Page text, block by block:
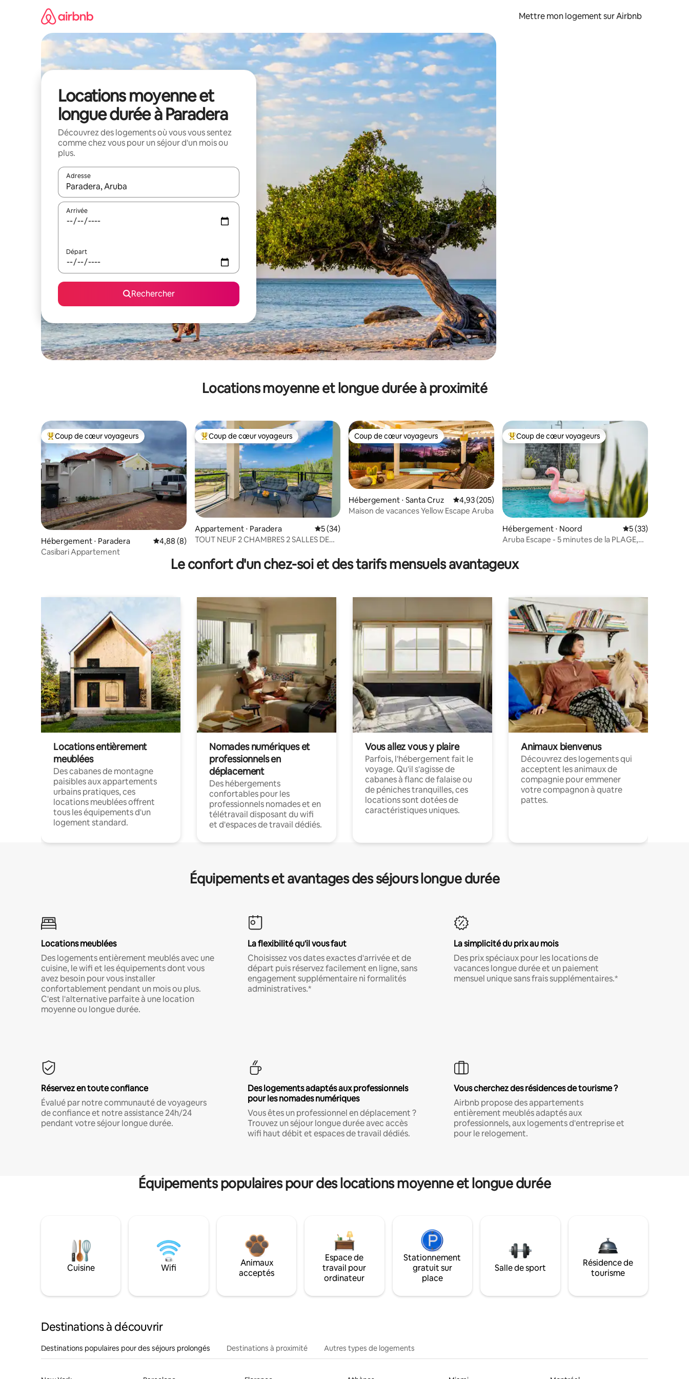
Mettre mon logement sur Airbnb
Locations moyenne et
longue durée à Paradera
Découvrez des logements où vous vous sentez
comme chez vous pour un séjour d'un mois ou
plus.
Adresse
Lorsque les résultats s'affichent, utilisez les flèches vers le haut et vers le bas pour les parcourir ou en appuyant et en faisant glisser.
Arrivée
Départ
Rechercher
Locations moyenne et longue durée à proximité
Coups de cœur voyageurs les plus appréciés
Coup de cœur voyageurs
Hébergement ⋅ Paradera Évaluation moyenne sur la base de 8 commentaires : 4,88 sur 5
4,88 (8)
Casibari Appartement
Coups de cœur voyageurs les plus appréciés
Coup de cœur voyageurs
Appartement ⋅ Paradera Évaluation moyenne sur la base de 34 commentaires : 5 sur 5
5 (34)
TOUT NEUF 2 CHAMBRES 2 SALLES DE
l'océan ~ Balcon !
Coup de cœur voyageurs
Coup de cœur voyageurs
Hébergement ⋅ Santa Cruz Évaluation moyenne sur la base de 205 commentaires : 4,93 sur 5
4,93 (205)
Maison de vacances Yellow Escape Aruba
Coups de cœur voyageurs les plus appréciés
Coup de cœur voyageurs
Hébergement ⋅ Noord Évaluation
5 (33)
Aruba Escape - 5 minutes de la PLAGE,
Le confort d'un chez-soi et des tarifs mensuels avantageux
Locations entièrement
meublées
Des cabanes de montagne
paisibles aux appartements
urbains pratiques, ces
locations meublées offrent
tous les équipements d'un
logement standard.
Nomades numériques et
professionnels en
déplacement
Des hébergements
confortables pour les
professionnels nomades et en
télétravail disposant du wifi
et d'espaces de travail dédiés.
Vous allez vous y plaire
Parfois, l'hébergement fait le
voyage. Qu'il s'agisse de
cabanes à flanc de falaise ou
de péniches tranquilles, ces
locations sont dotées de
caractéristiques uniques.
Animaux bienvenus
Découvrez des logements qui
acceptent les animaux de
compagnie pour emmener
votre compagnon à quatre
pattes.
Équipements et avantages des séjours longue durée
Locations meublées
Des logements entièrement meublés avec une
cuisine, le wifi et les équipements dont vous
avez besoin pour vous installer
confortablement pendant un mois ou plus.
C'est l'alternative parfaite à une location
moyenne ou longue durée.
La flexibilité qu'il vous faut
Choisissez vos dates exactes d'arrivée et de
départ puis réservez facilement en ligne, sans
engagement supplémentaire ni formalités
administratives.*
La simplicité du prix au mois
Des prix spéciaux pour les locations de
vacances longue durée et un paiement
mensuel unique sans frais supplémentaires.*
Réservez en toute confiance
Évalué par notre communauté de voyageurs
de confiance et notre assistance 24h/24
pendant votre séjour longue durée.
Des logements adaptés aux professionnels
pour les nomades numériques
Vous êtes un professionnel en déplacement ?
Trouvez un séjour longue durée avec accès
wifi haut débit et espaces de travail dédiés.
Vous cherchez des résidences de tourisme ?
Airbnb propose des appartements
entièrement meublés adaptés aux
professionnels, aux logements d'entreprise et
pour le relogement.
Équipements populaires pour des locations moyenne et longue durée
Cuisine Wifi
Animaux
acceptés
Espace de
travail pour
ordinateur
Stationnement
gratuit sur
place
Salle de sport
Résidence de
tourisme
Destinations à découvrir
Destinations populaires pour des séjours prolongés Destinations à proximité Autres types de logements